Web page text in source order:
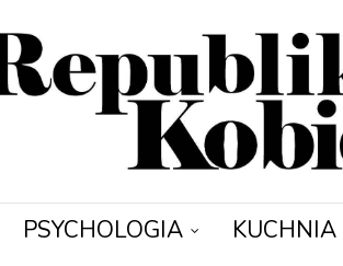
PSYCHOLOGIA KUCHNIA